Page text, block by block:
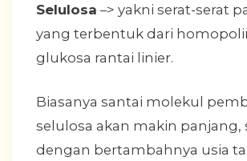
Selulosa –> yakni serat-serat
yang terbentuk dari
glukosa rantai linier.
Biasanya santai molekul
selulosa akan makin panjang,
dengan bertambahnya usia